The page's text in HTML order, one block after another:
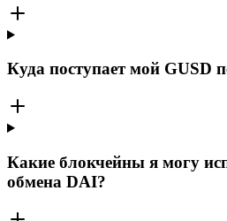
Куда поступает мой GUSD
Какие блокчейны я могу
обмена DAI?